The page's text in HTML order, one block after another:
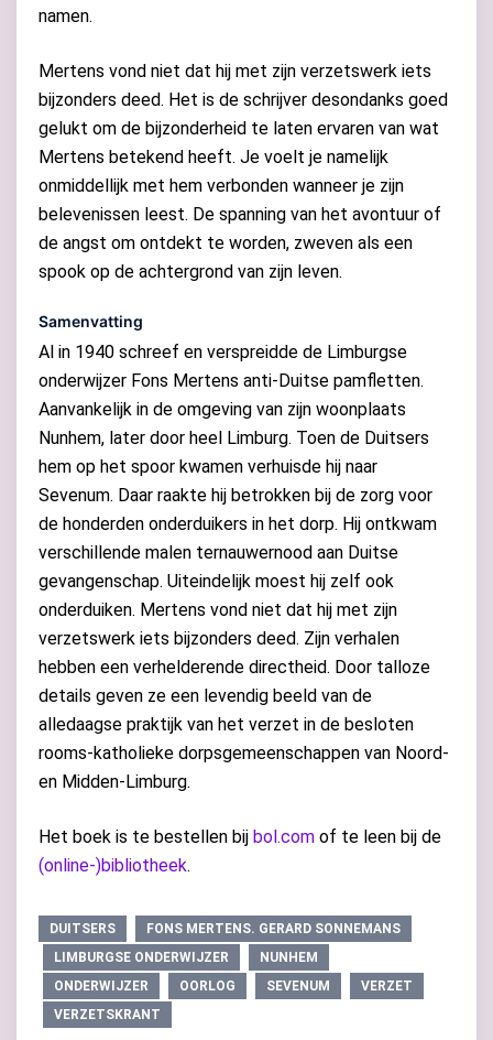
namen.
Mertens vond niet dat hij met zijn verzetswerk iets
bijzonders deed. Het is de schrijver desondanks goed
gelukt om de bijzonderheid te laten ervaren van wat
Mertens betekend heeft. Je voelt je namelijk
onmiddellijk met hem verbonden wanneer je zijn
belevenissen leest. De spanning van het avontuur of
de angst om ontdekt te worden, zweven als een
spook op de achtergrond van zijn leven.
Samenvatting
Al in 1940 schreef en verspreidde de Limburgse
onderwijzer Fons Mertens anti-Duitse pamfletten.
Aanvankelijk in de omgeving van zijn woonplaats
Nunhem, later door heel Limburg. Toen de Duitsers
hem op het spoor kwamen verhuisde hij naar
Sevenum. Daar raakte hij betrokken bij de zorg voor
de honderden onderduikers in het dorp. Hij ontkwam
verschillende malen ternauwernood aan Duitse
gevangenschap. Uiteindelijk moest hij zelf ook
onderduiken. Mertens vond niet dat hij met zijn
verzetswerk iets bijzonders deed. Zijn verhalen
hebben een verhelderende directheid. Door talloze
details geven ze een levendig beeld van de
alledaagse praktijk van het verzet in de besloten
rooms-katholieke dorpsgemeenschappen van Noord-
en Midden-Limburg.
Het boek is te bestellen bij bol.com of te leen bij de
(online-)bibliotheek.
DUITSERS
FONS MERTENS. GERARD SONNEMANS
LIMBURGSE ONDERWIJZER
NUNHEM
ONDERWIJZER
OORLOG SEVENUM
VERZET
VERZETSKRANT